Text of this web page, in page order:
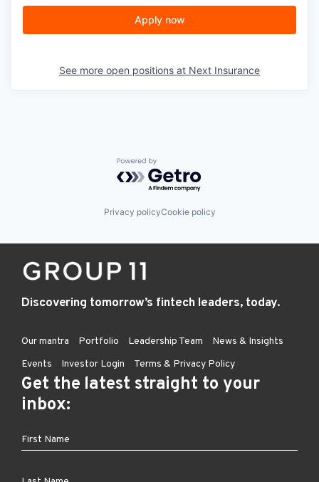
Apply now
See more open positions at Next Insurance
Powered by Getro.com
Privacy policyCookie policy
Discovering tomorrow’s fintech leaders, today.
Our mantra Portfolio Leadership Team
News & Insights
Events
Investor Login Terms & Privacy Policy
Get the latest straight to your
inbox: